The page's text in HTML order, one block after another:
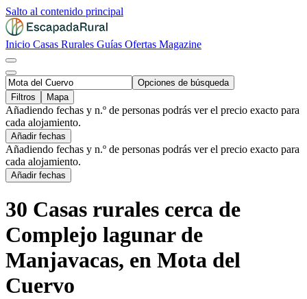
Salto al contenido principal
Inicio Casas Rurales Guías Ofertas Magazine
Opciones de búsqueda
Filtros
Mapa
Añadiendo fechas y n.º de personas podrás ver el precio exacto para
cada alojamiento.
Añadir fechas
Añadiendo fechas y n.º de personas podrás ver el precio exacto para
cada alojamiento.
Añadir fechas
30 Casas rurales cerca de
Complejo lagunar de
Manjavacas, en Mota del
Cuervo